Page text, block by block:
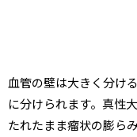
血管の壁は大きく分け
に分けられます。真性
たれたまま瘤状の膨ら